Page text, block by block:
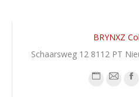
BRYNXZ
Schaarsweg 12 8112 PT